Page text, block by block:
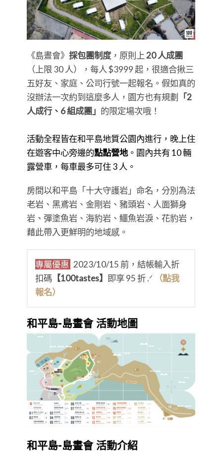
《島晝會》 採包團制度，原則上20 人成團
（上限 30 人），每人 $3999 起，很適合揪三
五好友、家庭、公司行號一起報名。假如真的
沒辦法一次約到這麼多人，園方也有規劃 「2
人成行、6 組成團」 的限定場次哦！
活動全程皆在和平島地質公園內進行，晚上住
在遊客中心旁邊的點點營地。園內共有 10 輛
露營車，每車最多可住 3 人。
房間以和平島「十大守護岩」命名，分別為法
老岩、黑鳶岩、金剛岩、豬頭岩、人面獅身
岩、彈塗魚岩、海豹岩、鱷魚岩淚、花豹岩，
藉此帶入更鮮明的地域感。
專屬優惠 2023/10/15 前，結帳輸入折
扣碼 【100tastes】 即享 95 折 .ᐟ
（點我
報名）
和平島-島晝會 活動地圖
和平島-島晝會 活動介紹